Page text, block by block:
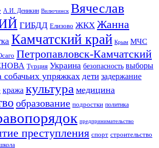
А.И. Деникин Вилючинск Вячеслав
ГИБДД Елизово ЖКХ Жанна
Камчатский край Крым МЧС
Петропавловск-Камчатский
Турция Украина безопасность выборы
собачьих упряжках дети задержание
кража культура медицина
образование подростки политика
предпринимательство
преступления спорт строительство